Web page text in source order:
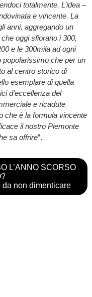
totalmente. L’idea –
e vincente. La
anni, aggregando un
oggi sfiorano i 300,
e le 300mila ad ogni
popolarissimo che per un
al centro storico di
esemplare di quella
d’eccellenza del
e ricadute
che è la formula vincente
il nostro Piemonte
sa offrire”.
L’ANNO SCORSO
non dimenticare